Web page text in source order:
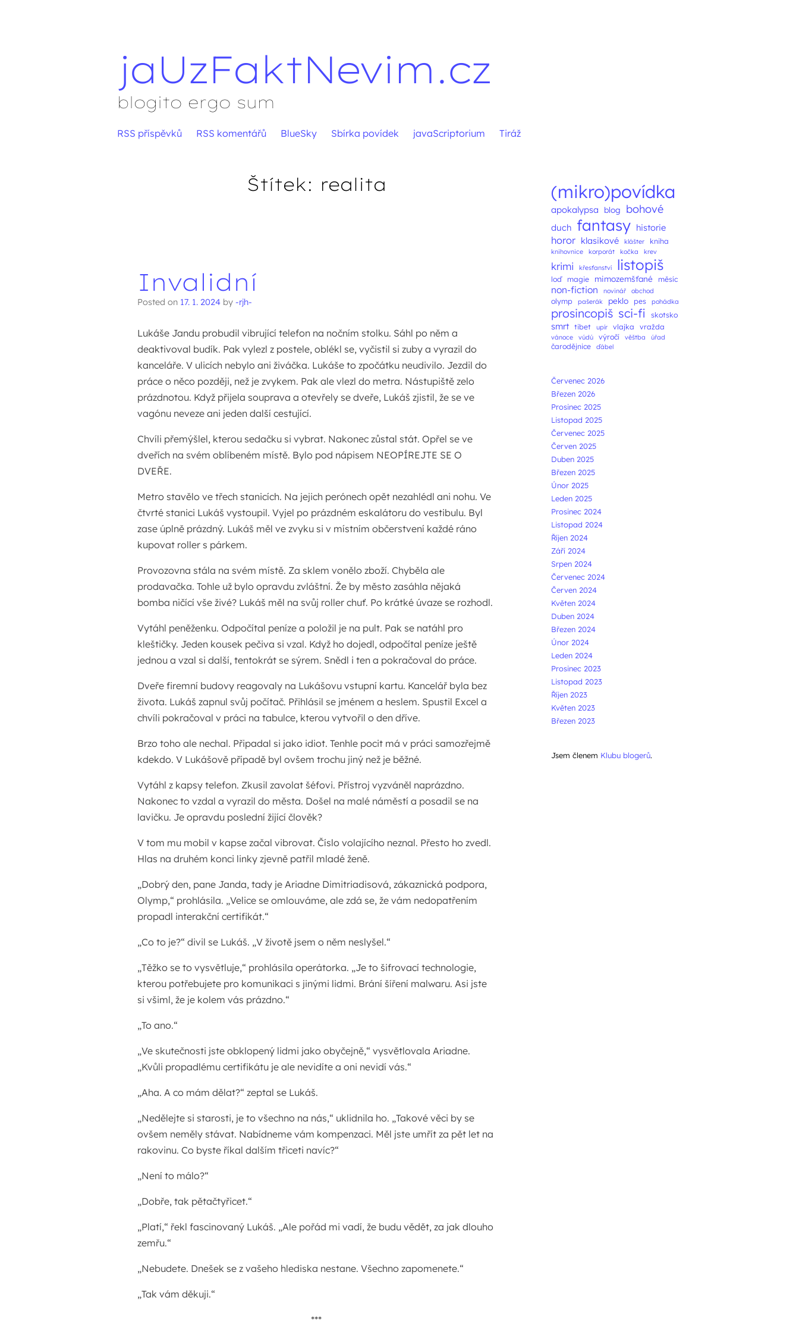
jaUzFaktNevim.cz
blogito ergo sum
Přejít
RSS příspěvků RSS komentářů BlueSky Sbírka povídek javaScriptorium Tiráž
Štítek: realita
Invalidní
Posted on 17. 1. 2024 by -rjh-
Lukáše Jandu probudil vibrující telefon na nočním stolku. Sáhl po něm a
deaktivoval budík. Pak vylezl z postele, oblékl se, vyčistil si zuby a vyrazil do
kanceláře. V ulicích nebylo ani živáčka. Lukáše to zpočátku neudivilo. Jezdil do
práce o něco později, než je zvykem. Pak ale vlezl do metra. Nástupiště zelo
prázdnotou. Když přijela souprava a otevřely se dveře, Lukáš zjistil, že se ve
vagónu neveze ani jeden další cestující.
Chvíli přemýšlel, kterou sedačku si vybrat. Nakonec zůstal stát. Opřel se ve
dveřích na svém oblíbeném místě. Bylo pod nápisem NEOPÍREJTE SE O
DVEŘE.
Metro stavělo ve třech stanicích. Na jejich perónech opět nezahlédl ani nohu. Ve
čtvrté stanici Lukáš vystoupil. Vyjel po prázdném eskalátoru do vestibulu. Byl
zase úplně prázdný. Lukáš měl ve zvyku si v místním občerstvení každé ráno
kupovat roller s párkem.
Provozovna stála na svém místě. Za sklem vonělo zboží. Chyběla ale
prodavačka. Tohle už bylo opravdu zvláštní. Že by město zasáhla nějaká
bomba ničící vše živé? Lukáš měl na svůj roller chuť. Po krátké úvaze se rozhodl.
Vytáhl peněženku. Odpočítal peníze a položil je na pult. Pak se natáhl pro
kleštičky. Jeden kousek pečiva si vzal. Když ho dojedl, odpočítal peníze ještě
jednou a vzal si další, tentokrát se sýrem. Snědl i ten a pokračoval do práce.
Dveře firemní budovy reagovaly na Lukášovu vstupní kartu. Kancelář byla bez
života. Lukáš zapnul svůj počítač. Přihlásil se jménem a heslem. Spustil Excel a
chvíli pokračoval v práci na tabulce, kterou vytvořil o den dříve.
Brzo toho ale nechal. Připadal si jako idiot. Tenhle pocit má v práci samozřejmě
kdekdo. V Lukášově případě byl ovšem trochu jiný než je běžné.
Vytáhl z kapsy telefon. Zkusil zavolat šéfovi. Přístroj vyzváněl naprázdno.
Nakonec to vzdal a vyrazil do města. Došel na malé náměstí a posadil se na
lavičku. Je opravdu poslední žijící člověk?
V tom mu mobil v kapse začal vibrovat. Číslo volajícího neznal. Přesto ho zvedl.
Hlas na druhém konci linky zjevně patřil mladé ženě.
„Dobrý den, pane Janda, tady je Ariadne Dimitriadisová, zákaznická podpora,
Olymp,“ prohlásila. „Velice se omlouváme, ale zdá se, že vám nedopatřením
propadl interakční certifikát.“
„Co to je?“ divil se Lukáš. „V životě jsem o něm neslyšel.“
„Těžko se to vysvětluje,“ prohlásila operátorka. „Je to šifrovací technologie,
kterou potřebujete pro komunikaci s jinými lidmi. Brání šíření malwaru. Asi jste
si všiml, že je kolem vás prázdno.“
„To ano.“
„Ve skutečnosti jste obklopený lidmi jako obyčejně,“ vysvětlovala Ariadne.
„Kvůli propadlému certifikátu je ale nevidíte a oni nevidí vás.“
„Aha. A co mám dělat?“ zeptal se Lukáš.
„Nedělejte si starosti, je to všechno na nás,“ uklidnila ho. „Takové věci by se
ovšem neměly stávat. Nabídneme vám kompenzaci. Měl jste umřít za pět let na
rakovinu. Co byste říkal dalším třiceti navíc?“
„Není to málo?“
„Dobře, tak pětačtyřicet.“
„Platí,“ řekl fascinovaný Lukáš. „Ale pořád mi vadí, že budu vědět, za jak dlouho
zemřu.“
„Nebudete. Dnešek se z vašeho hlediska nestane. Všechno zapomenete.“
„Tak vám děkuji.“
***
(mikro)povídka
apokalypsa blog bohové
duch fantasy historie
horor klasikové klášter kniha
knihovnice korporát kočka krev
krimi křesťanství listopiš
loď magie mimozemšťané měsíc
non-fiction novinář obchod
olymp pašerák peklo pes pohádka
prosincopiš sci-fi skotsko
smrt tibet upír vlajka vražda
vánoce vúdú výročí věštba úřad
čarodějnice ďábel
Červenec 2026
Březen 2026
Prosinec 2025
Listopad 2025
Červenec 2025
Červen 2025
Duben 2025
Březen 2025
Únor 2025
Leden 2025
Prosinec 2024
Listopad 2024
Říjen 2024
Září 2024
Srpen 2024
Červenec 2024
Červen 2024
Květen 2024
Duben 2024
Březen 2024
Únor 2024
Leden 2024
Prosinec 2023
Listopad 2023
Říjen 2023
Květen 2023
Březen 2023
Jsem členem Klubu blogerů.